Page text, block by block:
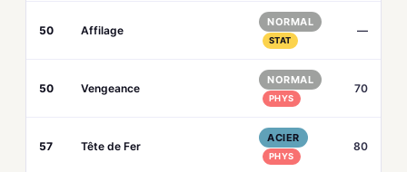
50 Affilage
NORMAL
STAT
—
50 Vengeance
NORMAL
PHYS
70
57 Tête de Fer
ACIER
PHYS
80